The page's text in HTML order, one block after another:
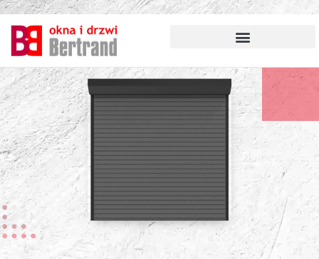
Aller
contenu